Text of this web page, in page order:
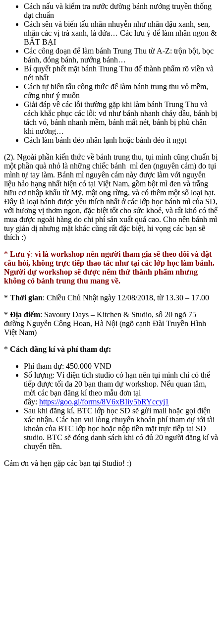
Cách nấu và kiểm tra nước đường bánh nướng truyền thống
đạt chuẩn
Cách sên và biến tấu nhân nhuyễn như nhân đậu xanh, sen,
nhân các vị trà xanh, lá dứa… Các lưu ý để làm nhân ngon &
BẤT BẠI
Các công đoạn để làm bánh Trung Thu từ A-Z: trộn bột, bọc
bánh, đóng bánh, nướng bánh…
Bí quyết phết mặt bánh Trung Thu để thành phẩm rõ viền và
nét nhất
Cách tự biến tấu công thức để làm bánh trung thu vỏ mềm,
cứng như ý muốn
Giải đáp về các lỗi thường gặp khi làm bánh Trung Thu và
cách khắc phục các lỗi: vd như bánh nhanh chảy dầu, bánh bị
tách vỏ, bánh nhanh mềm, bánh mất nét, bánh bị phù chân
khi nướng…
Cách làm bánh dẻo nhân lạnh hoặc bánh dẻo ít ngọt
(2). Ngoài phần kiến thức về bánh trung thu, tụi mình cũng chuẩn bị
một phần quà nhỏ là những chiếc bánh mì đen (nguyên cám) do tụi
mình tự tay làm. Bánh mì nguyên cám này được làm với nguyên
liệu hảo hạng nhất hiện có tại Việt Nam, gồm bột mì đen và trắng
hữu cơ nhập khẩu từ Mỹ, mật ong rừng, và có thêm một số loại hạt.
Đây là loại bánh được yêu thích nhất ở các lớp học bánh mì của SD,
với hương vị thơm ngon, đặc biệt tốt cho sức khoẻ, và rất khó có thể
mua được ngoài hàng do chi phí sản xuất quá cao. Cho nên bánh mì
tuy giản dị nhưng mặt khác cũng rất đặc biệt, hi vọng các bạn sẽ
thích :)
* Lưu ý: vì là workshop nên người tham gia sẽ theo dõi và đặt
câu hỏi, không trực tiếp thao tác như tại các lớp học làm bánh.
Người dự workshop sẽ được nếm thử thành phẩm nhưng
không có bánh trung thu mang về.
* Thời gian: Chiều Chủ Nhật ngày 12/08/2018, từ 13.30 – 17.00
* Địa điểm: Savoury Days – Kitchen & Studio, số 20 ngõ 75
đường Nguyễn Công Hoan, Hà Nội (ngõ cạnh Đài Truyền Hình
Việt Nam)
* Cách đăng kí và phí tham dự:
Phí tham dự: 450.000 VND
Số lượng: Vì diện tích studio có hạn nên tụi mình chỉ có thể
tiếp được tối đa 20 bạn tham dự workshop. Nếu quan tâm,
mời các bạn đăng kí theo mẫu đơn tại
đây: https://goo.gl/forms/8V6xBIiy5bRYccyj1
Sau khi đăng kí, BTC lớp học SD sẽ gửi mail hoặc gọi điện
xác nhận. Các bạn vui lòng chuyển khoản phí tham dự tới tài
khoản của BTC lớp học hoặc nộp tiền mặt trực tiếp tại SD
studio. BTC sẽ đóng danh sách khi có đủ 20 người đăng kí và
chuyển tiền.
Cảm ơn và hẹn gặp các bạn tại Studio! :)